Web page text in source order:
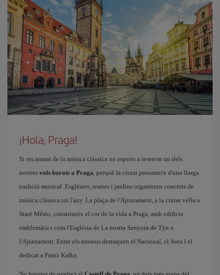
¡Hola, Praga!
Si ets amant de la música clàssica no esperis a reservar un dels
nostres vols barats a Praga, perquè la ciutat presumeix d'una llarga
tradició musical. Esglésies, teatres i jardins organitzen concerts de
música clàssica tot l'any. La plaça de l'Ajuntament, a la ciutat vella o
Staré Město, constitueix el cor de la vida a Praga, amb edificis
emblemàtics com l'Església de La nostra Senyora de Týn o
l'Ajuntament. Entre els museus destaquen el Nacional, el Jueu i el
dedicat a Franz Kafka.